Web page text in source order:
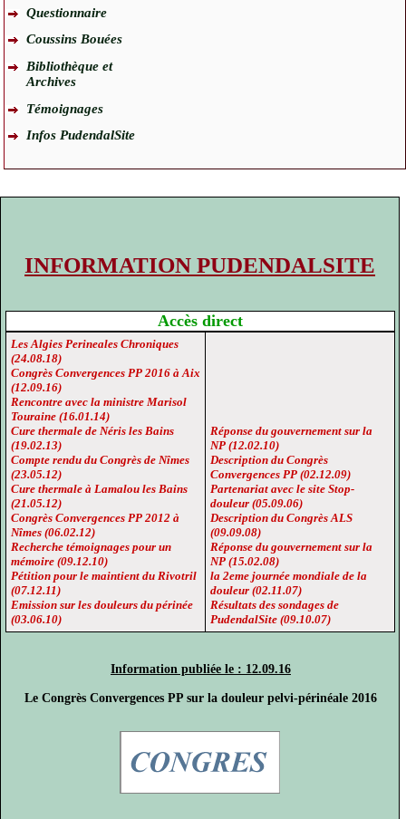
Questionnaire
Coussins Bouées
Bibliothèque et
Archives
Témoignages
Infos PudendalSite
INFORMATION PUDENDALSITE
Accès direct
Les Algies Perineales Chroniques
(24.08.18)
Congrès Convergences PP 2016 à Aix
(12.09.16)
Rencontre avec la ministre Marisol
Touraine (16.01.14)
Cure thermale de Néris les Bains
(19.02.13)
Compte rendu du Congrès de Nîmes
(23.05.12)
Cure thermale à Lamalou les Bains
(21.05.12)
Congrès Convergences PP 2012 à
Nîmes (06.02.12)
Recherche témoignages pour un
mémoire (09.12.10)
Pétition pour le maintient du Rivotril
(07.12.11)
Emission sur les douleurs du périnée
(03.06.10)
Réponse du gouvernement sur la
NP (12.02.10)
Description du Congrès
Convergences PP (02.12.09)
Partenariat avec le site Stop-
douleur (05.09.06)
Description du Congrès ALS
(09.09.08)
Réponse du gouvernement sur la
NP (15.02.08)
la 2eme journée mondiale de la
douleur (02.11.07)
Résultats des sondages de
PudendalSite (09.10.07)
Information publiée le : 12.09.16
Le Congrès Convergences PP sur la douleur pelvi-périnéale 2016